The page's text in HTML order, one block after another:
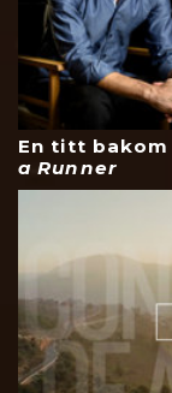
En titt
a Runner